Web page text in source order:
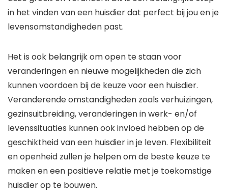
in het vinden van een huisdier dat perfect bij jou en je
levensomstandigheden past.
Het is ook belangrijk om open te staan voor
veranderingen en nieuwe mogelijkheden die zich
kunnen voordoen bij de keuze voor een huisdier.
Veranderende omstandigheden zoals verhuizingen,
gezinsuitbreiding, veranderingen in werk- en/of
levenssituaties kunnen ook invloed hebben op de
geschiktheid van een huisdier in je leven. Flexibiliteit
en openheid zullen je helpen om de beste keuze te
maken en een positieve relatie met je toekomstige
huisdier op te bouwen.